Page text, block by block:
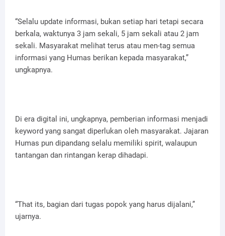
“Selalu update informasi, bukan setiap hari tetapi secara
berkala, waktunya 3 jam sekali, 5 jam sekali atau 2 jam
sekali. Masyarakat melihat terus atau men-tag semua
informasi yang Humas berikan kepada masyarakat,”
ungkapnya.
Di era digital ini, ungkapnya, pemberian informasi menjadi
keyword yang sangat diperlukan oleh masyarakat. Jajaran
Humas pun dipandang selalu memiliki spirit, walaupun
tantangan dan rintangan kerap dihadapi.
“That its, bagian dari tugas popok yang harus dijalani,”
ujarnya.